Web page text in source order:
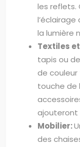
les reflets.
la lumière
Textiles
tapis ou
de
touche de
ajouteront
Mobilier:
des